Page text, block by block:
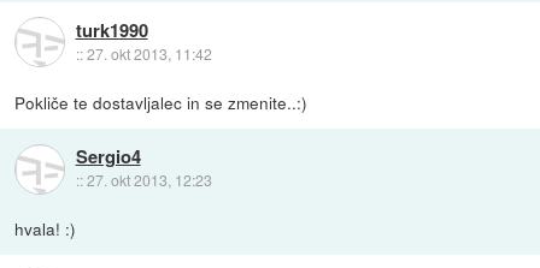
turk1990
::27. okt 2013, 11:42
Pokliče te dostavljalec in se zmenite..:)
Sergio4
::27. okt 2013, 12:23
hvala! :)